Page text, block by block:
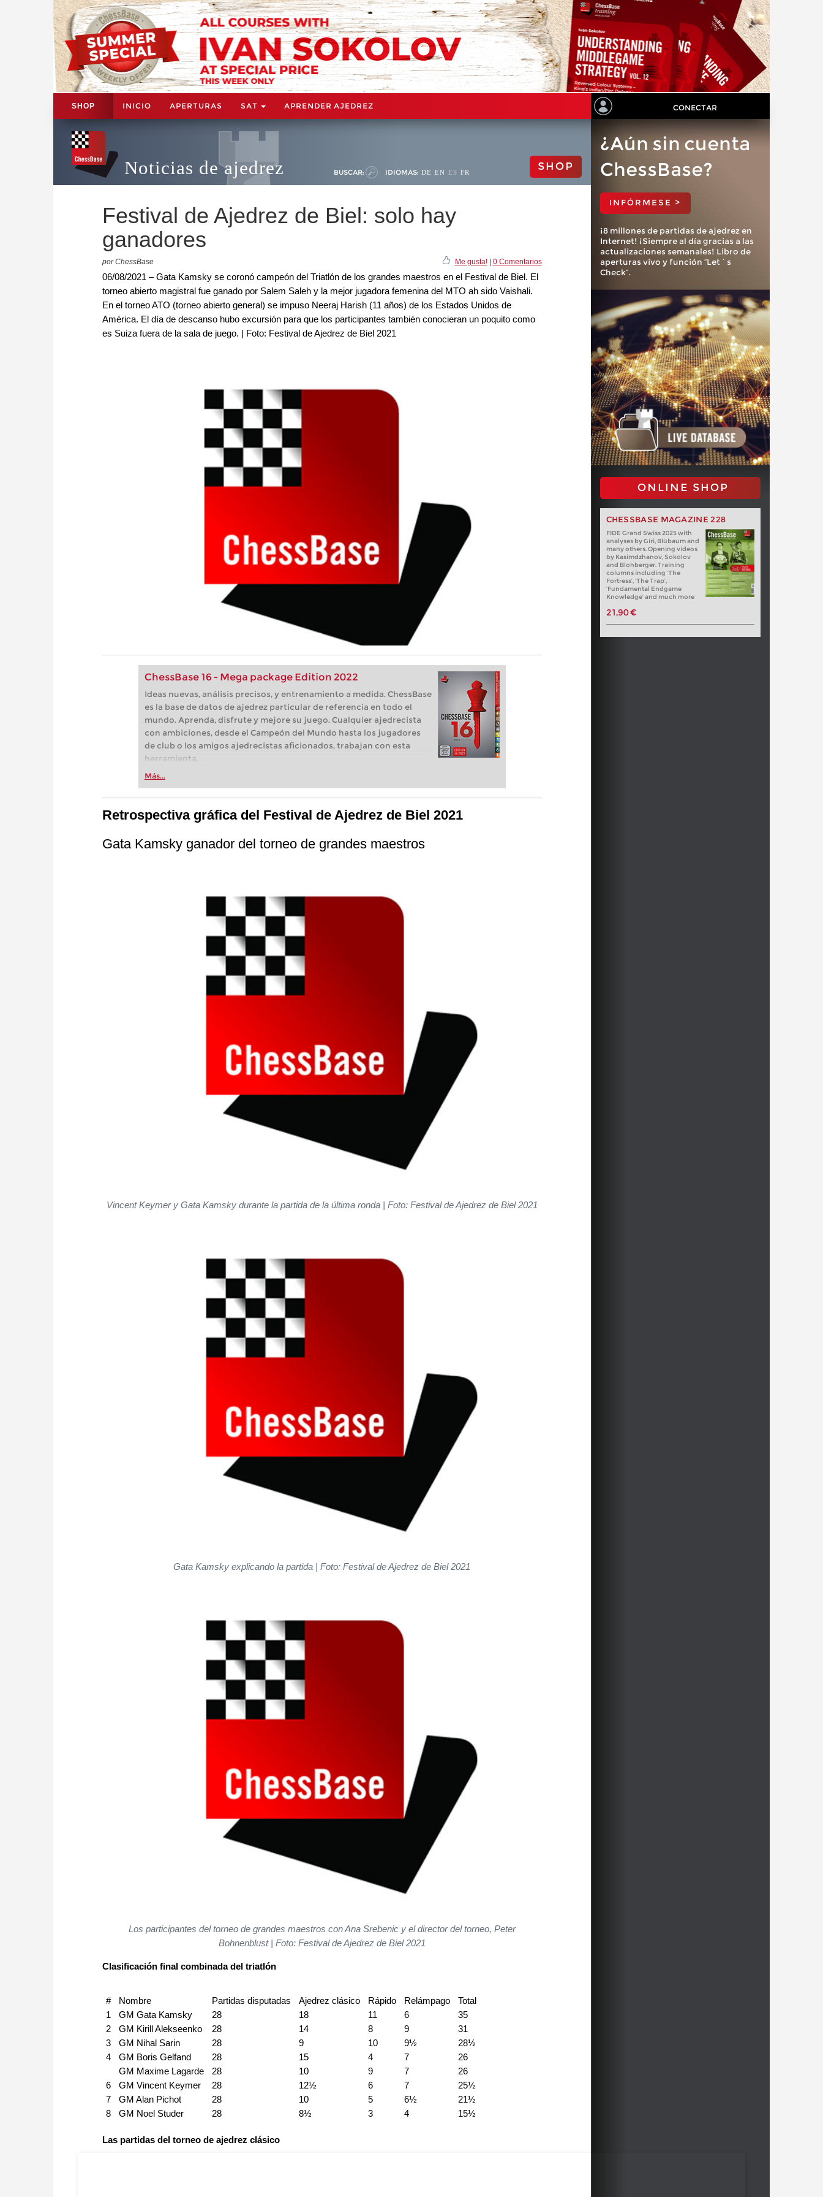
SHOP INICIO APERTURAS SAT APRENDER AJEDREZ CONECTAR
Noticias de ajedrez BUSCAR: IDIOMAS: DE EN ES FR SHOP
Festival de Ajedrez de Biel: solo hay
ganadores
por ChessBase Me gusta!| 0 Comentarios
06/08/2021 – Gata Kamsky se coronó campeón del Triatlón de los grandes maestros en el Festival de Biel. El
torneo abierto magistral fue ganado por Salem Saleh y la mejor jugadora femenina del MTO ah sido Vaishali.
En el torneo ATO (torneo abierto general) se impuso Neeraj Harish (11 años) de los Estados Unidos de
América. El día de descanso hubo excursión para que los participantes también conocieran un poquito como
es Suiza fuera de la sala de juego. | Foto: Festival de Ajedrez de Biel 2021
ChessBase 16 - Mega package Edition 2022
Ideas nuevas, análisis precisos, y entrenamiento a medida. ChessBase
es la base de datos de ajedrez particular de referencia en todo el
mundo. Aprenda, disfrute y mejore su juego. Cualquier ajedrecista
con ambiciones, desde el Campeón del Mundo hasta los jugadores
de club o los amigos ajedrecistas aficionados, trabajan con esta
herramienta.
Más...
¿Aún sin cuenta
ChessBase?
INFÓRMESE >
¡8 millones de partidas de ajedrez en
Internet! ¡Siempre al día gracias a las
actualizaciones semanales! Libro de
aperturas vivo y función “Let´s
Check”.
ONLINE SHOP
CHESSBASE MAGAZINE 228
FIDE Grand Swiss 2025 with
analyses by Giri, Blübaum and
many others. Opening videos
by Kasimdzhanov, Sokolov
and Blohberger. Training
columns including ‘The
Fortress’, ‘The Trap’,
‘Fundamental Endgame
Knowledge’ and much more
21,90 €
Retrospectiva gráfica del Festival de Ajedrez de Biel 2021
Gata Kamsky ganador del torneo de grandes maestros
Vincent Keymer y Gata Kamsky durante la partida de la última ronda | Foto: Festival de Ajedrez de Biel 2021
Gata Kamsky explicando la partida | Foto: Festival de Ajedrez de Biel 2021
Los participantes del torneo de grandes maestros con Ana Srebenic y el director del torneo, Peter
Bohnenblust | Foto: Festival de Ajedrez de Biel 2021
Clasificación final combinada del triatlón
# Nombre Partidas disputadas Ajedrez clásico Rápido Relámpago
Total
1
GM Gata Kamsky 28 18 11 6
35
2
GM Kirill Alekseenko 28 14 8 9
31
3
GM Nihal Sarin 28 9 10 9½
28½
4
GM Boris Gelfand 28 15 4 7
26
GM Maxime Lagarde
28 10 9 7
26
6
GM Vincent Keymer 28 12½ 6 7
25½
7
GM Alan Pichot 28 10 5 6½
21½
8
GM Noel Studer 28 8½ 3 4 15½
Las partidas del torneo de ajedrez clásico